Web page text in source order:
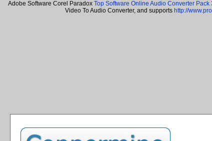
Adobe Software Corel Paradox Top Software Online Audio Converter Pack
Video To Audio Converter, and supports http://